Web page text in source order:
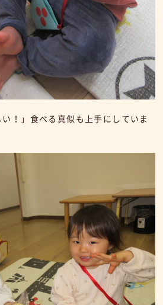
い！」食べる真似も上手にしていま